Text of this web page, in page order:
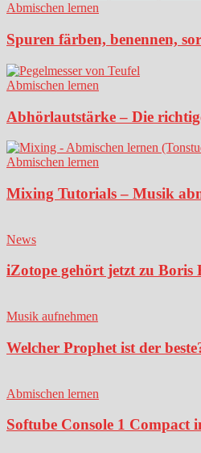
Abmischen lernen
Spuren färben, benennen,
Abmischen lernen
Abhörlautstärke – Die
Abmischen lernen
Mixing Tutorials – Musik
News
iZotope gehört jetzt zu Boris
Musik aufnehmen
Welcher Prophet ist der
Abmischen lernen
Softube Console 1 Compact